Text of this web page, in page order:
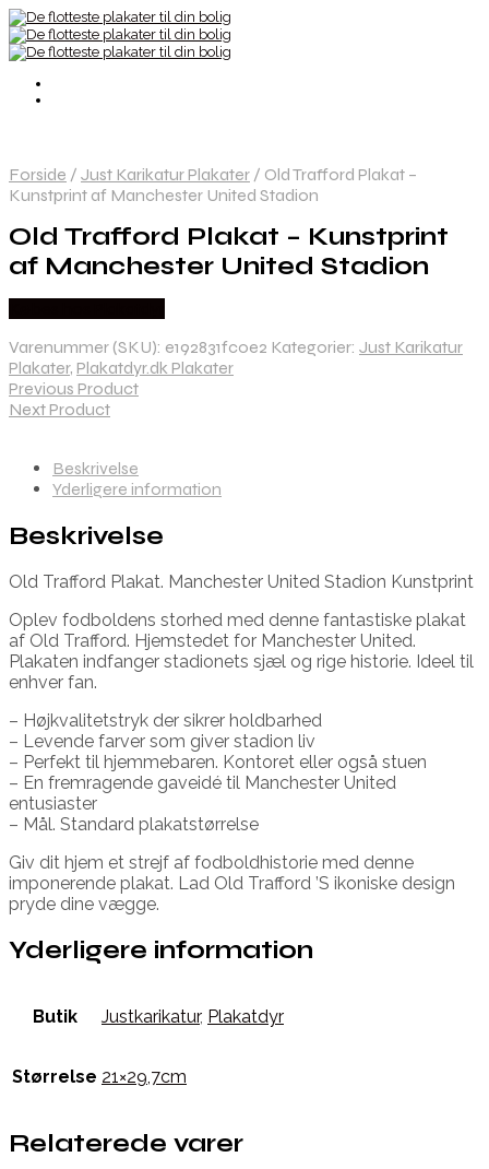
Forside / Just Karikatur Plakater / Old Trafford Plakat –
Kunstprint af Manchester United Stadion
Old Trafford Plakat – Kunstprint
af Manchester United Stadion
Varenummer (SKU): e192831fc0e2 Kategorier: Just Karikatur
Plakater, Plakatdyr.dk Plakater
Previous Product
Next Product
Beskrivelse
Yderligere information
Beskrivelse
Old Trafford Plakat. Manchester United Stadion Kunstprint
Oplev fodboldens storhed med denne fantastiske plakat
af Old Trafford. Hjemstedet for Manchester United.
Plakaten indfanger stadionets sjæl og rige historie. Ideel til
enhver fan.
– Højkvalitetstryk der sikrer holdbarhed
– Levende farver som giver stadion liv
– Perfekt til hjemmebaren. Kontoret eller også stuen
– En fremragende gaveidé til Manchester United
entusiaster
– Mål. Standard plakatstørrelse
Giv dit hjem et strejf af fodboldhistorie med denne
imponerende plakat. Lad Old Trafford ’S ikoniske design
pryde dine vægge.
Yderligere information
Butik Justkarikatur, Plakatdyr
Størrelse 21×29,7cm
Relaterede varer